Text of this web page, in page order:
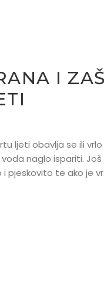
I
ljeti obavlja se ili
naglo ispariti.
pjeskovito te ako je